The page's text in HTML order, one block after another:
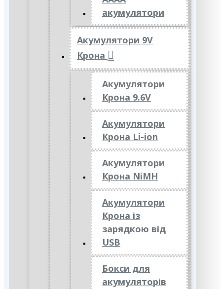
акумулятори
Акумулятори 9V
Крона
Акумулятори
Крона 9.6V
Акумулятори
Крона Li-ion
Акумулятори
Крона NiMH
Акумулятори
Крона із
зарядкою від
USB
Бокси для
акумуляторів